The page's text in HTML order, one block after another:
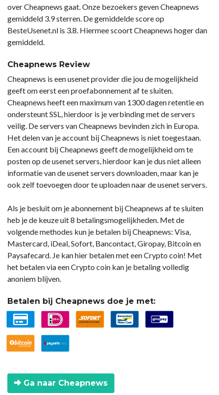
over Cheapnews gaat. Onze bezoekers geven Cheapnews
gemiddeld 3.9 sterren. De gemiddelde score op
BesteUsenet.nl is 3.8. Hiermee scoort Cheapnews hoger dan
gemiddeld.
Cheapnews Review
Cheapnews is een usenet provider die jou de mogelijkheid
geeft om eerst een proefabonnement af te sluiten.
Cheapnews heeft een maximum van 1300 dagen retentie en
ondersteunt SSL, hierdoor is je verbinding met de servers
veilig. De servers van Cheapnews bevinden zich in Europa.
Het delen van je account bij Cheapnews is niet toegestaan.
Een account bij Cheapnews geeft de mogelijkheid om te
posten op de usenet servers, hierdoor kan je dus niet alleen
informatie van de usenet servers downloaden, maar kan je
ook zelf toevoegen door te uploaden naar de usenet servers.
Als je besluit om je abonnement bij Cheapnews af te sluiten
heb je de keuze uit 8 betalingsmogelijkheden. Met de
volgende methodes kun je betalen bij Cheapnews: Visa,
Mastercard, iDeal, Sofort, Bancontact, Giropay, Bitcoin en
Paysafecard. Je kan hier betalen met een Crypto coin! Met
het betalen via een Crypto coin kan je betaling volledig
anoniem blijven.
Betalen bij Cheapnews doe je met:
Ga naar Cheapnews